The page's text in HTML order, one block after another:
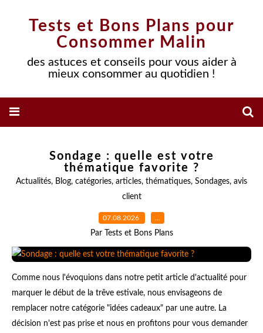
Tests et Bons Plans pour
Consommer Malin
des astuces et conseils pour vous aider à
mieux consommer au quotidien !
Sondage : quelle est votre
thématique favorite ?
Actualités, Blog, catégories, articles, thématiques, Sondages, avis
client
07.08.2026 …
Par Tests et Bons Plans
Comme nous l'évoquions dans notre petit article d'actualité pour
marquer le début de la trêve estivale, nous envisageons de
remplacer notre catégorie "idées cadeaux" par une autre. La
décision n'est pas prise et nous en profitons pour vous demander